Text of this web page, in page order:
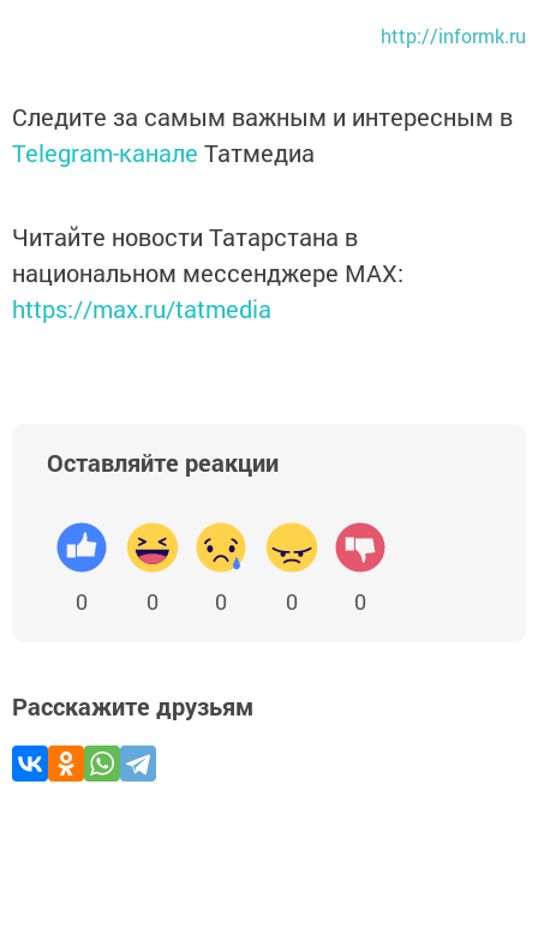
http://informk.ru
Следите за самым важным и интересным в
Telegram-канале Татмедиа
Читайте новости Татарстана в
национальном мессенджере MАХ:
https://max.ru/tatmedia
Оставляйте реакции
0 0 0 0 0
Расскажите друзьям